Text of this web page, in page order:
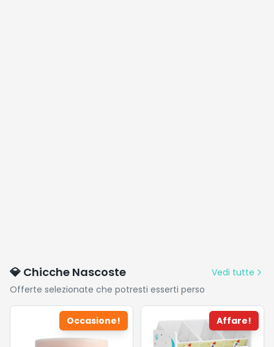
💎 Chicche Nascoste
Vedi tutte
Offerte selezionate che potresti esserti perso
Occasione! Affare!